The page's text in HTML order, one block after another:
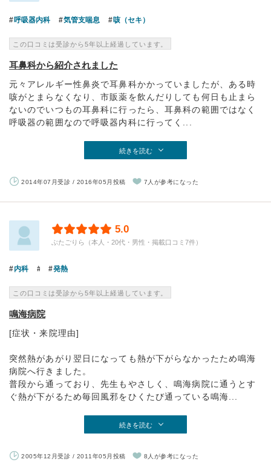
呼吸器内科 気管支喘息 咳（セキ）
この口コミは受診から5年以上経過しています。
耳鼻科から紹介されました
元々アレルギー性鼻炎で耳鼻科かかっていましたが、ある時
咳がとまらなくなり、市販薬を飲んだりしても何日も止まら
ないのでいつもの耳鼻科に行ったら、耳鼻科の範囲ではなく
呼吸器の範囲なので呼吸器内科に行ってく...
続きを読む
2014年07月受診 / 2016年05月投稿 7人が参考になった
5.0
ぶたごりら（本人・20代・男性・掲載口コミ7件）
内科 発熱
この口コミは受診から5年以上経過しています。
鳴海病院
[症状・来院理由]
突然熱があがり翌日になっても熱が下がらなかったため鳴海
病院へ行きました。
普段から通っており、先生もやさしく、鳴海病院に通うとす
ぐ熱が下がるため毎回風邪をひくたび通っている鳴海...
続きを読む
2005年12月受診 / 2011年05月投稿 8人が参考になった